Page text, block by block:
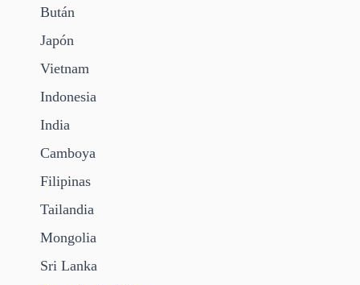
Bután
Japón
Vietnam
Indonesia
India
Camboya
Filipinas
Tailandia
Mongolia
Sri Lanka